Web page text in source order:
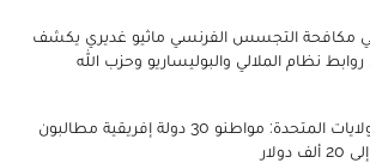
مكافحة التجسس الفرنسي ماثيو غديري يكشف
نظام الملالي والبوليساريو وحزب الله
تأشيرة الدخول للولايات المتحدة: مواطنو 30 دولة إفريقية مطالبون